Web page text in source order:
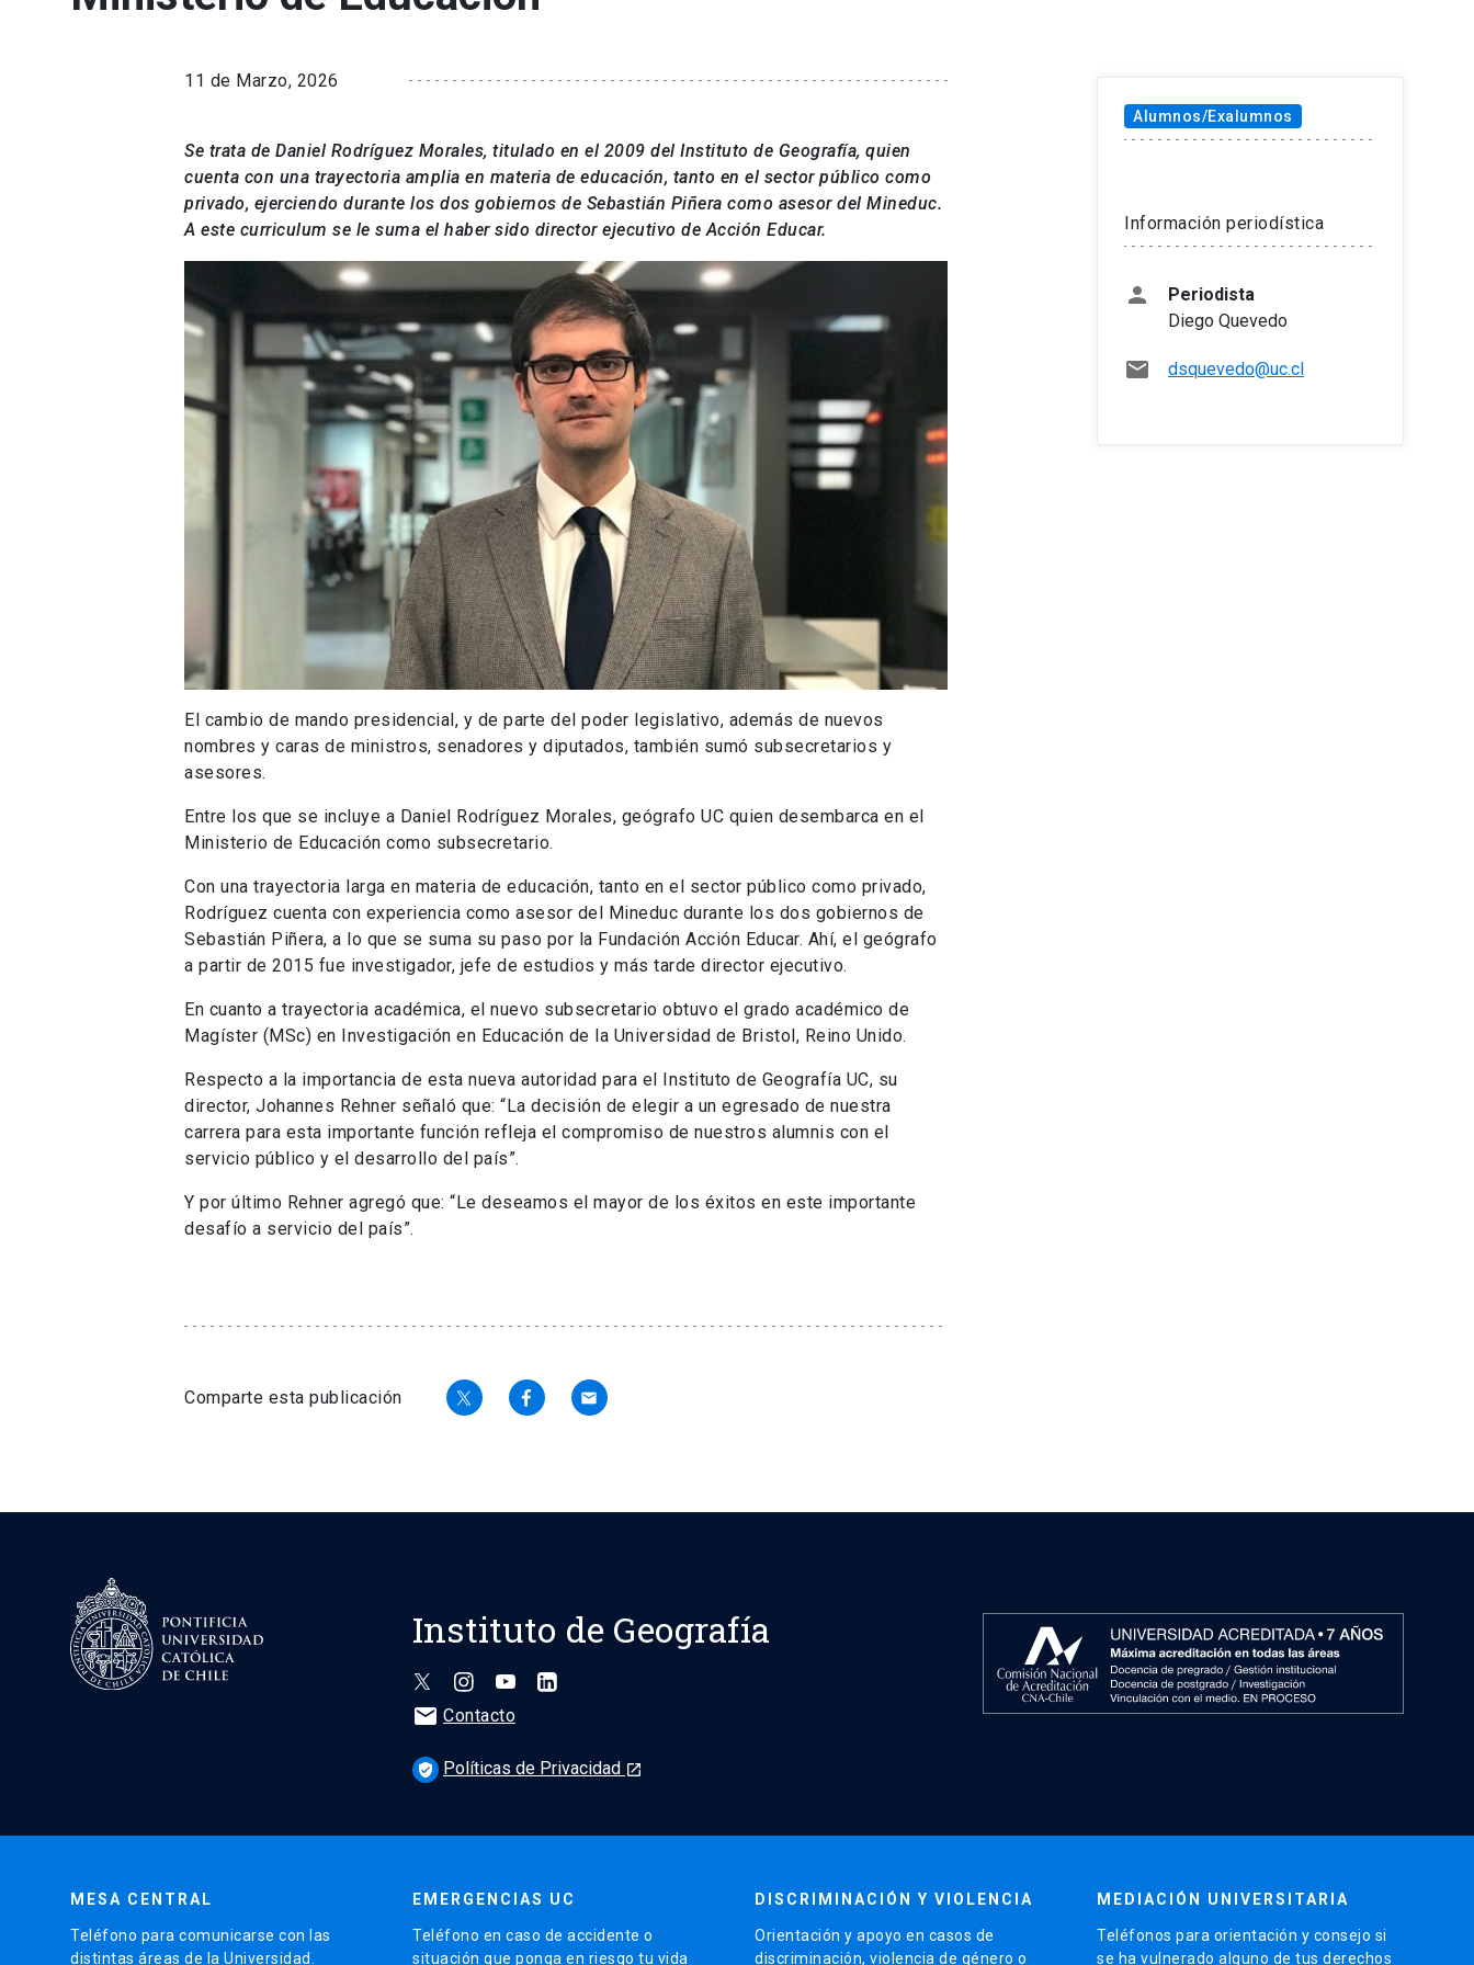
11 de Marzo, 2026
Se trata de Daniel Rodríguez Morales, titulado en el 2009 del Instituto de Geografía, quien
cuenta con una trayectoria amplia en materia de educación, tanto en el sector público como
privado, ejerciendo durante los dos gobiernos de Sebastián Piñera como asesor del Mineduc.
A este curriculum se le suma el haber sido director ejecutivo de Acción Educar.
El cambio de mando presidencial, y de parte del poder legislativo, además de nuevos
nombres y caras de ministros, senadores y diputados, también sumó subsecretarios y
asesores.
Entre los que se incluye a Daniel Rodríguez Morales, geógrafo UC quien desembarca en el
Ministerio de Educación como subsecretario.
Con una trayectoria larga en materia de educación, tanto en el sector público como privado,
Rodríguez cuenta con experiencia como asesor del Mineduc durante los dos gobiernos de
Sebastián Piñera, a lo que se suma su paso por la Fundación Acción Educar. Ahí, el geógrafo
a partir de 2015 fue investigador, jefe de estudios y más tarde director ejecutivo.
En cuanto a trayectoria académica, el nuevo subsecretario obtuvo el grado académico de
Magíster (MSc) en Investigación en Educación de la Universidad de Bristol, Reino Unido.
Respecto a la importancia de esta nueva autoridad para el Instituto de Geografía UC, su
director, Johannes Rehner señaló que: “La decisión de elegir a un egresado de nuestra
carrera para esta importante función refleja el compromiso de nuestros alumnis con el
servicio público y el desarrollo del país”.
Y por último Rehner agregó que: “Le deseamos el mayor de los éxitos en este importante
desafío a servicio del país”.
Comparte esta publicación email
Tema
Alumnos/Exalumnos
Información periodística
person
Periodista
Diego Quevedo
mail dsquevedo@uc.cl
Instituto de Geografía
mail Contacto
verified_user Políticas de Privacidad launch
MESA CENTRAL
Teléfono para comunicarse con las
distintas áreas de la Universidad.
EMERGENCIAS UC
Teléfono en caso de accidente o
situación que ponga en riesgo tu vida
DISCRIMINACIÓN Y VIOLENCIA
Orientación y apoyo en casos de
discriminación, violencia de género o
MEDIACIÓN UNIVERSITARIA
Teléfonos para orientación y consejo si
se ha vulnerado alguno de tus derechos